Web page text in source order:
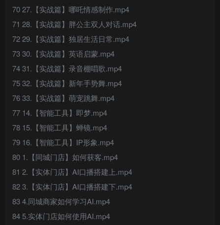
70 27.【实战篇】哪吒情感制作.mp4
71 28.【实战篇】胖公主双人对话.mp4
72 29.【实战篇】独居生活日常.mp4
73 30.【实战篇】英语启蒙.mp4
74 31.【实战篇】录音棚唱歌.mp4
75 32.【实战篇】新年手势舞.mp4
76 33.【实战篇】萌宠跳舞.mp4
77 14.【智能工具】即梦.mp4
78 15.【智能工具】蝉镜.mp4
79 16.【智能工具】IP形象.mp4
80 1.【同城门店】如何获客.mp4
81 2.【实体门店】AI口播搭建上.mp4
82 3.【实体门店】AI口播搭建下.mp4
83 4.同城商家如何学习AI.mp4
84 5.实体门店如何使用AI.mp4